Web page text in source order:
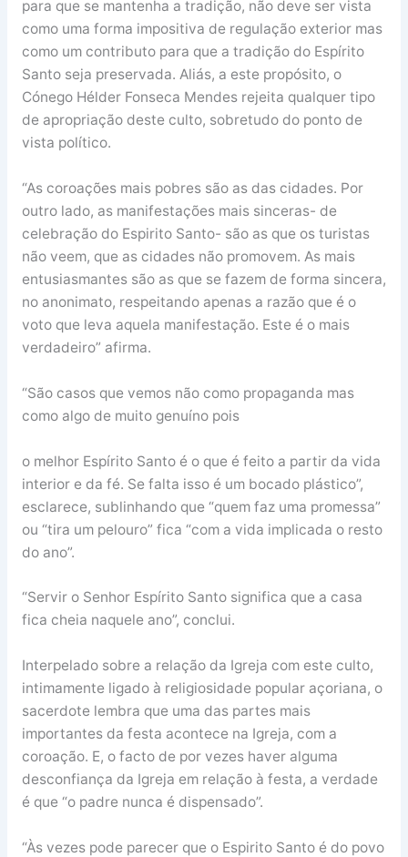
para que se mantenha a tradição, não deve ser vista
como uma forma impositiva de regulação exterior mas
como um contributo para que a tradição do Espírito
Santo seja preservada. Aliás, a este propósito, o
Cónego Hélder Fonseca Mendes rejeita qualquer tipo
de apropriação deste culto, sobretudo do ponto de
vista político.
“As coroações mais pobres são as das cidades. Por
outro lado, as manifestações mais sinceras- de
celebração do Espirito Santo- são as que os turistas
não veem, que as cidades não promovem. As mais
entusiasmantes são as que se fazem de forma sincera,
no anonimato, respeitando apenas a razão que é o
voto que leva aquela manifestação. Este é o mais
verdadeiro” afirma.
“São casos que vemos não como propaganda mas
como algo de muito genuíno pois
o melhor Espírito Santo é o que é feito a partir da vida
interior e da fé. Se falta isso é um bocado plástico”,
esclarece, sublinhando que “quem faz uma promessa”
ou “tira um pelouro” fica “com a vida implicada o resto
do ano”.
“Servir o Senhor Espírito Santo significa que a casa
fica cheia naquele ano”, conclui.
Interpelado sobre a relação da Igreja com este culto,
intimamente ligado à religiosidade popular açoriana, o
sacerdote lembra que uma das partes mais
importantes da festa acontece na Igreja, com a
coroação. E, o facto de por vezes haver alguma
desconfiança da Igreja em relação à festa, a verdade
é que “o padre nunca é dispensado”.
“Às vezes pode parecer que o Espirito Santo é do povo